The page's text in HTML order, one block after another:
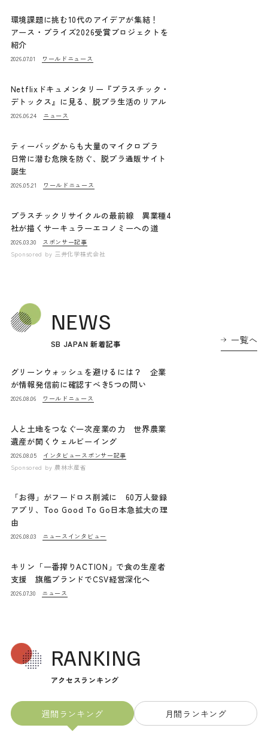
環境課題に挑む10代のアイデアが集結！
アース・プライズ2026受賞プロジェクトを
紹介
2026.07.01 ワールドニュース
Netflixドキュメンタリー『プラスチック・
デトックス』に見る、脱プラ生活のリアル
2026.06.24 ニュース
ティーバッグからも大量のマイクロプラ
日常に潜む危険を防ぐ、脱プラ通販サイト
誕生
2026.05.21 ワールドニュース
プラスチックリサイクルの最前線 異業種4
社が描くサーキュラーエコノミーへの道
2026.03.30
スポンサー記事
Sponsored by 三井化学株式会社
NEWS
SB JAPAN 新着記事 一覧へ
グリーンウォッシュを避けるには？ 企業
が情報発信前に確認すべき5つの問い
2026.08.06 ワールドニュース
人と土地をつなぐ一次産業の力 世界農業
遺産が開くウェルビーイング
2026.08.05 インタビュー スポンサー記事
Sponsored by 農林水産省
「お得」がフードロス削減に 60万人登録
アプリ、Too Good To Go日本急拡大の理
由
2026.08.03 ニュース インタビュー
キリン「一番搾りACTION」で食の生産者
支援 旗艦ブランドでCSV経営深化へ
2026.07.30 ニュース
RANKING
アクセスランキング
週間ランキング 月間ランキング